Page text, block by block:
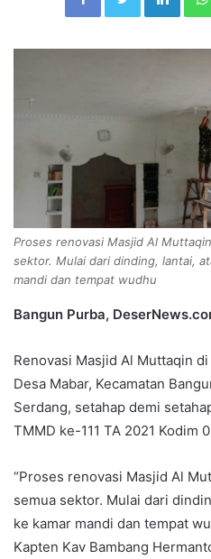
a
e
Proses renovasi Masjid Al
sektor. Mulai dari dinding, lantai,
mandi dan tempat wudhu
Bangun Purba,
Renovasi Masjid Al Muttaqin
Desa Mabar, Kecamatan
Serdang, setahap demi
TMMD ke-111 TA 2021 Kodim
“Proses renovasi Masjid Al
semua sektor. Mulai dari
ke kamar mandi dan tempat
Kapten Kav Bambang